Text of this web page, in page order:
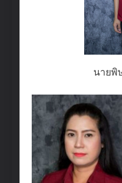
นายพิ